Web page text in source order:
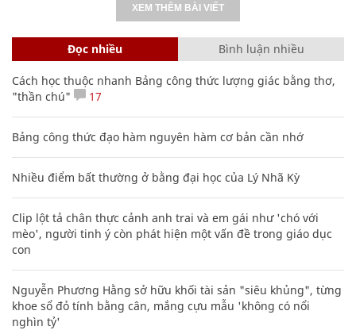
XEM THÊM BÀI VIẾT
Đọc nhiều Bình luận nhiều
Cách học thuộc nhanh Bảng công thức lượng giác bằng thơ,
"thần chú"
17
Bảng công thức đạo hàm nguyên hàm cơ bản cần nhớ
Nhiều điểm bất thường ở bằng đại học của Lý Nhã Kỳ
Clip lột tả chân thực cảnh anh trai và em gái như 'chó với
mèo', người tinh ý còn phát hiện một vấn đề trong giáo dục
con
Nguyễn Phương Hằng sở hữu khối tài sản "siêu khủng", từng
khoe sổ đỏ tính bằng cân, mắng cựu mẫu 'không có nổi
nghìn tỷ'